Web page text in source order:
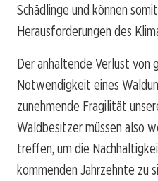
Schädlinge und können
Herausforderungen des
Der anhaltende Verlust von
Notwendigkeit eines
zunehmende Fragilität
Waldbesitzer müssen also
treffen, um die
kommenden Jahrzehnte zu